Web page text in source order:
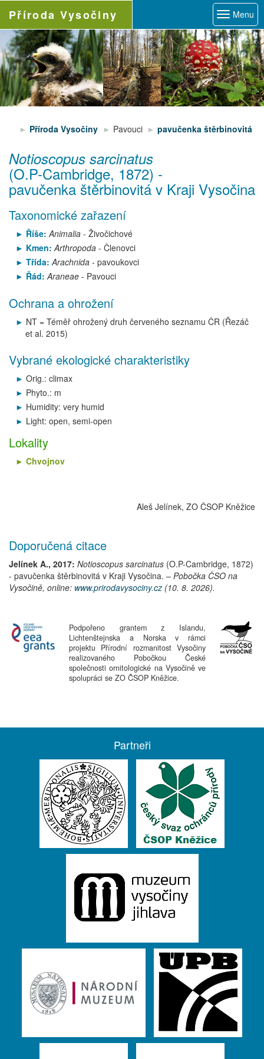
Příroda Vysočiny Menu
Příroda Vysočiny Pavouci pavučenka štěrbinovitá
Notioscopus sarcinatus
(O.P-Cambridge, 1872) -
pavučenka štěrbinovitá v Kraji Vysočina
Taxonomické zařazení
Říše: Animalia- Živočichové
Kmen: Arthropoda- Členovci
Třída:Arachnida- pavoukovci
Řád:Araneae- Pavouci
Ochrana a ohrožení
NT = Téměř ohrožený druh červeného seznamu ČR (Řezáč
et al. 2015)
Vybrané ekologické charakteristiky
Orig.: climax
Phyto.: m
Humidity: very humid
Light: open, semi-open
Lokality
Chvojnov
Aleš Jelínek, ZO ČSOP Kněžice
Doporučená citace
Jelínek A., 2017: Notioscopus sarcinatus (O.P-Cambridge, 1872)
- pavučenka štěrbinovitá v Kraji Vysočina. – Pobočka ČSO na
Vysočině, online: www.prirodavysociny.cz (10. 8. 2026).
Podpořeno grantem z Islandu,
Lichtenštejnska a Norska v rámci
projektu Přírodní rozmanitost Vysočiny
realizovaného Pobočkou České
společnosti ornitologické na Vysočině ve
spolupráci se ZO ČSOP Kněžice.
Partneři